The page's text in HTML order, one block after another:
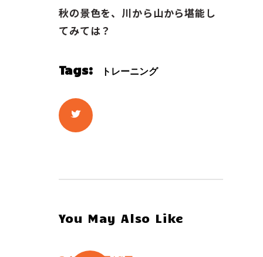
秋の景色を、川から山から堪能し
てみては？
Tags: トレーニング
You May Also Like